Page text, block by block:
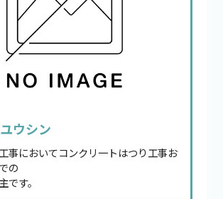
ウシン
事においてコンクリ一トはつり工事お
の
です。